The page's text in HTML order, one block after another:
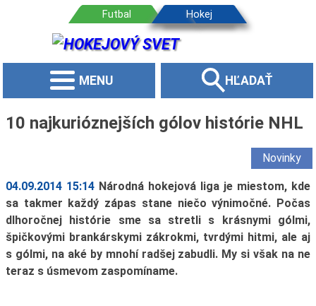
MENU HĽADAŤ
10 najkurióznejších gólov histórie NHL
Novinky
04.09.2014 15:14 Národná hokejová liga je miestom, kde
sa takmer každý zápas stane niečo výnimočné. Počas
dlhoročnej histórie sme sa stretli s krásnymi gólmi,
špičkovými brankárskymi zákrokmi, tvrdými hitmi, ale aj
s gólmi, na aké by mnohí radšej zabudli. My si však na ne
teraz s úsmevom zaspomíname.